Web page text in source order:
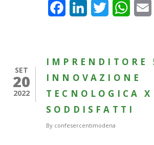
FacebookLinkedInTwitter
SET
20
2022
IMPRENDITORE
INNOVAZIONE
TECNOLOGICA
SODDISFATTI
By confesercentimodena